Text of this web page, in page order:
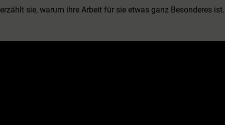
erzählt sie, warum ihre Arbeit für sie etwas ganz Besonderes ist.